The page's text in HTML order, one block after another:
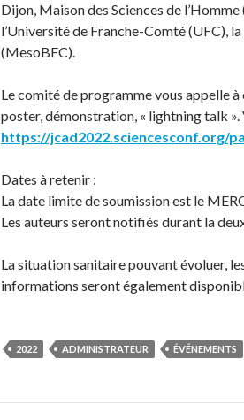
Dijon, Maison des Sciences de
l’Université de Franche-Comté (UFC),
(MesoBFC).
Le comité de programme vous appelle
poster, démonstration, « lightning talk
https://jcad2022.sciencesconf.org/
Dates à retenir :
La date limite de soumission est le
Les auteurs seront notifiés durant la
La situation sanitaire pouvant évoluer,
informations seront également
2022 ADMINISTRATEUR ÉVÉNEMENTS